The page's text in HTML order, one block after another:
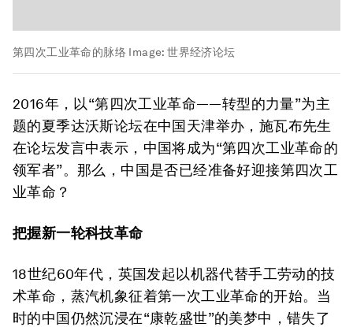
第四次工业革命的脉络 Image:世界经济论坛
2016年，以“第四次工业革命——转型的力量”为主
题的夏季达沃斯论坛在中国天津举办，施瓦布先生
在论坛发言中表示，中国将成为“第四次工业革命的
领军者”。那么，中国是否已经准备好迎接第四次工
业革命？
把握新一轮科技革命
18世纪60年代，英国发起以机器代替手工劳动的技
术革命，蒸汽机象征着第一次工业革命的开始。当
时的中国仍然沉浸在“康乾盛世”的美梦中，错失了